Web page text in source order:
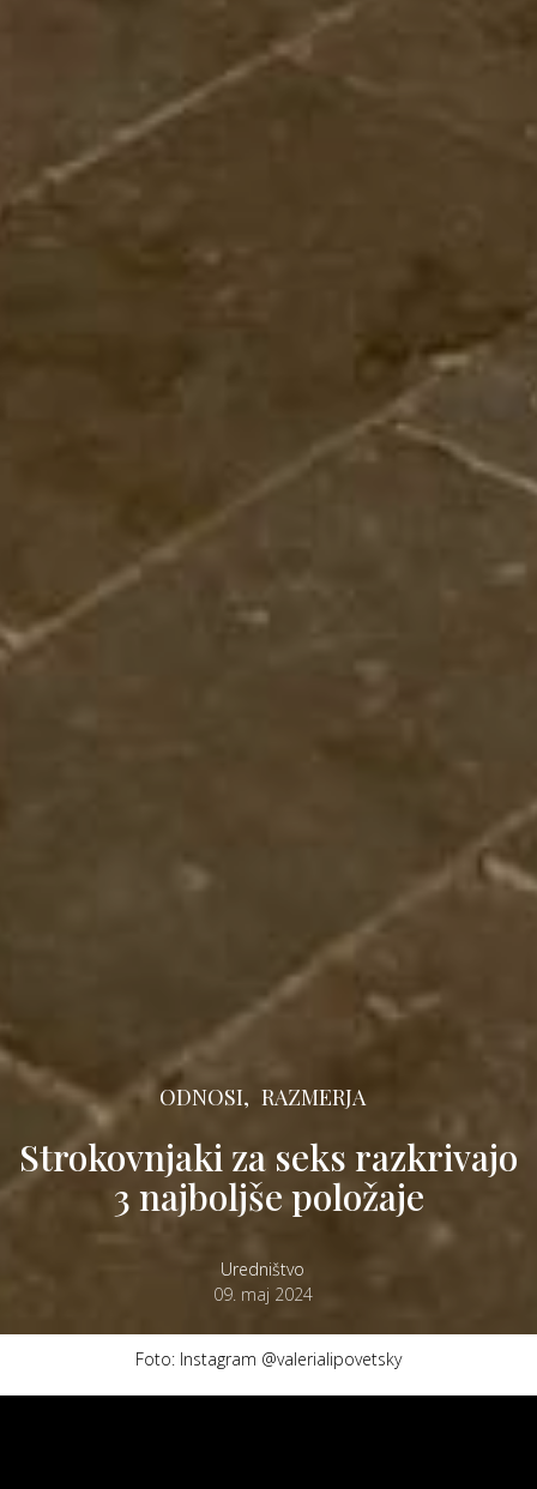
ODNOSI, RAZMERJA
Strokovnjaki za seks razkrivajo
3 najboljše položaje
Uredništvo
09. maj 2024
Foto: Instagram @valerialipovetsky